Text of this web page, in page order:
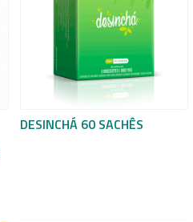
DESINCHÁ 60 SACHÊS